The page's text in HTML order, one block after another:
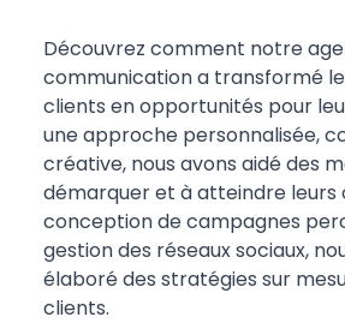
Découvrez comment notre
communication a transformé
clients en opportunités pour
une approche personnalisée,
créative, nous avons aidé des
démarquer et à atteindre leurs
conception de campagnes
gestion des réseaux sociaux,
élaboré des stratégies sur
clients.